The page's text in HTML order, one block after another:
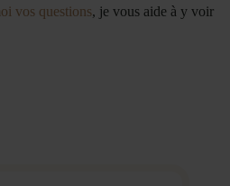
vos questions, je vous aide à y voir